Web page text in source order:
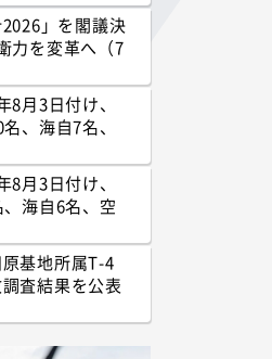
」を閣議決
力を変革へ（7
月3日付け、
、海自7名、
月3日付け、
海自6名、空
基地所属T-4
査結果を公表